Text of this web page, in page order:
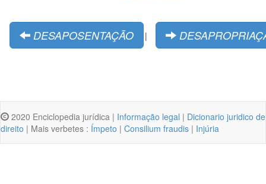
DESAPOSENTAÇÃO |
2020 Enciclopedia jurídica | Informação legal | Dicionario juridico de
direito | Mais verbetes : Ímpeto | Consilium fraudis | Injúria